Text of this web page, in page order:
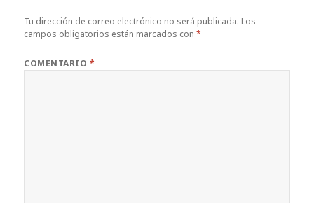
Tu dirección de correo electrónico no será publicada. Los
campos obligatorios están marcados con*
COMENTARIO *